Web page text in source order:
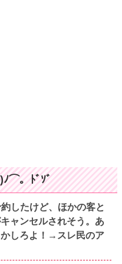
ﾉ⌒。ﾄﾞｿﾞ
約したけど、ほかの客と
ャンセルされそう。あ
しろよ！→スレ民のア